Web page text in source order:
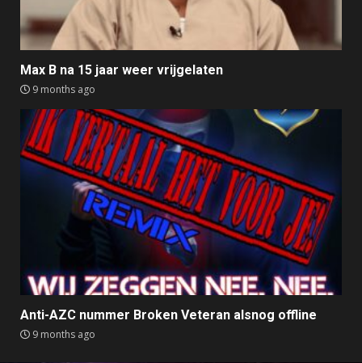
Max B na 15 jaar weer vrijgelaten
9 months ago
Anti-AZC nummer Broken Veteran alsnog offline
9 months ago